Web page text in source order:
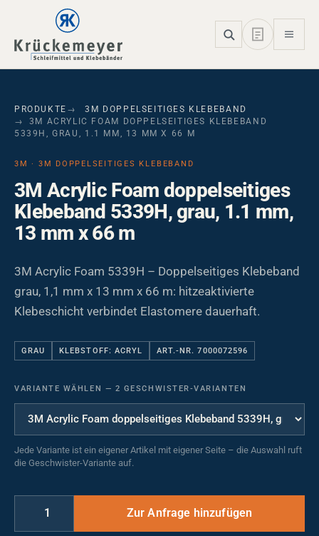
Skip to main navigation
Skip to main content
Skip to page footer
PRODUKTE
3M DOPPELSEITIGES KLEBEBAND
3M ACRYLIC FOAM DOPPELSEITIGES KLEBEBAND
5339H, GRAU, 1.1 MM, 13 MM X 66 M
3M · 3M DOPPELSEITIGES KLEBEBAND
3M Acrylic Foam doppelseitiges
Klebeband 5339H, grau, 1.1 mm,
13 mm x 66 m
3M Acrylic Foam 5339H – Doppelseitiges Klebeband
grau, 1,1 mm x 13 mm x 66 m: hitzeaktivierte
Klebeschicht verbindet Elastomere dauerhaft.
GRAU KLEBSTOFF: ACRYL ART.-NR. 7000072596
VARIANTE WÄHLEN — 2 GESCHWISTER-VARIANTEN
Jede Variante ist ein eigener Artikel mit eigener Seite – die Auswahl ruft
die Geschwister-Variante auf.